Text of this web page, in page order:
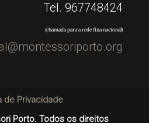
Tel. 967748424
(chamada para a rede fixa nacional)
de Privacidade
Porto. Todos os direitos